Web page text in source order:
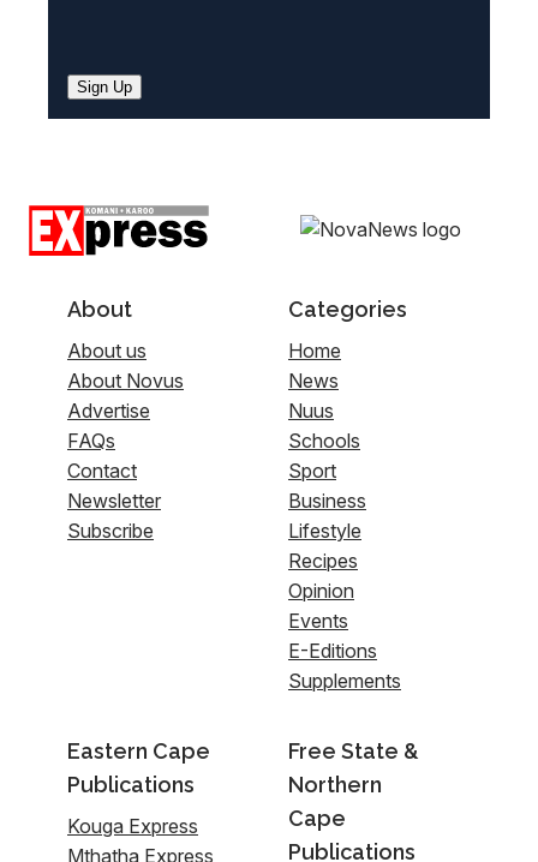
Sign Up
About
About us
About Novus
Advertise
FAQs
Contact
Newsletter
Subscribe
Categories
Home
News
Nuus
Schools
Sport
Business
Lifestyle
Recipes
Opinion
Events
E-Editions
Supplements
Eastern Cape
Publications
Kouga Express
Mthatha Express
Free State &
Northern
Cape
Publications